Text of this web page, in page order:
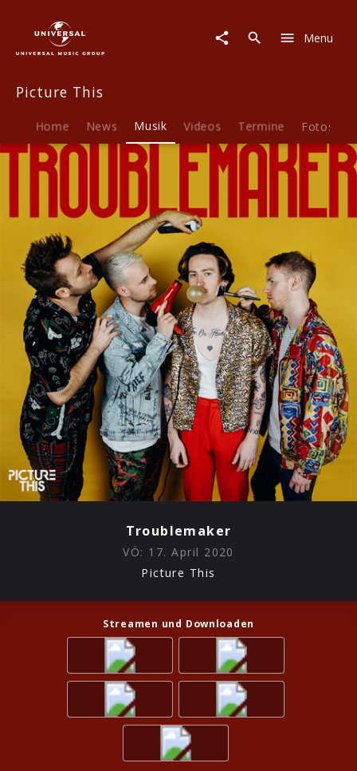
Musik
Troublemaker
Menu
Picture This
Home News Musik Videos Termine Fotos
Troublemaker
VÖ: 17. April 2020
Picture This
Streamen und Downloaden